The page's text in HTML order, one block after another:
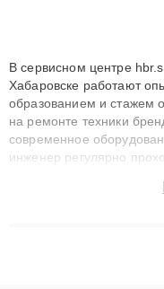
В сервисном центре
Хабаровске работают
образованием и стажем
на ремонте техники
современное
инженер регулярно
восстанавливать